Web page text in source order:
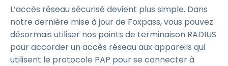
L’accès réseau sécurisé devient plus simple. Dans
notre dernière mise à jour de Foxpass, vous pouvez
désormais utiliser nos points de terminaison RADIUS
pour accorder un accès réseau aux appareils qui
utilisent le protocole PAP pour se connecter à